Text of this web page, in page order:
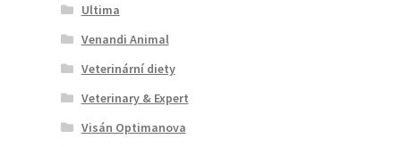
Ultima
Venandi Animal
Veterinární diety
Veterinary & Expert
Visán Optimanova